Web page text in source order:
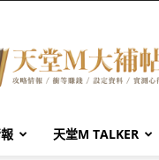
堂
M
大
帖
天堂M TALKER